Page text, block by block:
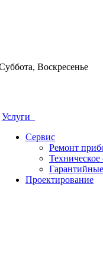
Услуги
Сервис
Ремонт
Проектирование